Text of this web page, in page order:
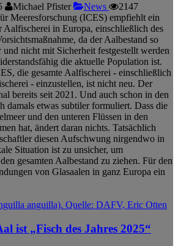
Michael Pfister News
2147
Meeresforschung (ICES) empfiehlt ein
Aalfischerei in Europa, einschließlich des
da der Aalbestand so
nicht mit Sicherheit festgestellt werden
die aktuelle Population ist.
die gesamte Aalfischerei - einschließlich
- einzustellen, ist nicht neu. Der
bereits seit 2021. Und auch schon in den
damals etwas subtiler formuliert. Dass die
und den unteren Flüssen in den
hat, ändert daran nichts. Tatsächlich
diesen Aufschwung nirgendwo in
Situation ist zu unsicher, um
gesamten Aalbestand zu ziehen. Für den
von Glasaalen in ganz Europa ein
ist „Fisch des Jahres 2025“